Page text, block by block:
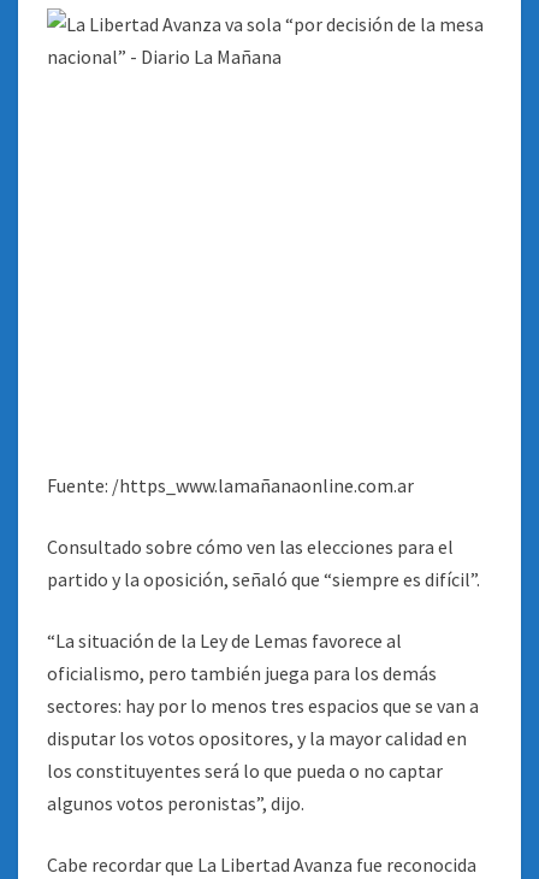
Fuente: /https_www.lamañanaonline.com.ar
Consultado sobre cómo ven las elecciones para el
partido y la oposición, señaló que “siempre es difícil”.
“La situación de la Ley de Lemas favorece al
oficialismo, pero también juega para los demás
sectores: hay por lo menos tres espacios que se van a
disputar los votos opositores, y la mayor calidad en
los constituyentes será lo que pueda o no captar
algunos votos peronistas”, dijo.
Cabe recordar que La Libertad Avanza fue reconocida